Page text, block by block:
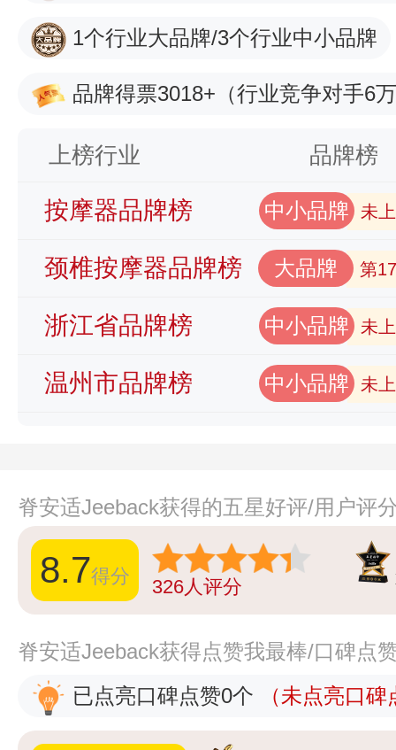
1个行业大品牌/3个行业中小品牌
品牌得票3018+ （行业竞争对手6
上榜行业 品牌榜
按摩器品牌榜 中小品牌 未
颈椎按摩器品牌榜 大品牌 第
浙江省品牌榜 中小品牌 未
温州市品牌榜 中小品牌 未
脊安适Jeeback获得的五星好评/用户评
8.7得分 326人评分
脊安适Jeeback获得点赞我最棒/口碑点
已点亮口碑点赞0个
（未点亮口